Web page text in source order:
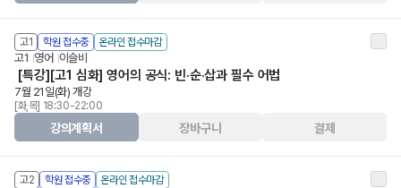
고1 학원 접수중 온라인 접수마감
고1 영어 이슬비
[특강][고1 심화] 영어의 공식: 빈·순·삽과 필수 어법
7월 21일(화) 개강
[화,목] 18:30-22:00
강의계획서 장바구니 결제
고2 학원 접수중 온라인 접수마감